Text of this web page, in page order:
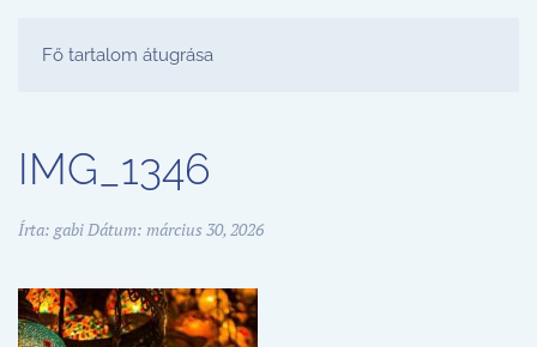
Fő tartalom átugrása
FESTŐ PARTY STÚDIÓ
IMG_1346
Írta: gabiDátum: március 30, 2026